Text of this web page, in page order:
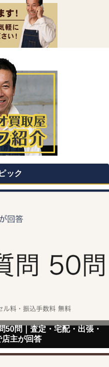
ック
50問｜査定・宅配・出張・
店主が回答